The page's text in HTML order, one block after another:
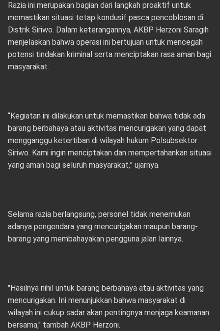
Razia ini merupakan bagian dari langkah proaktif untuk
memastikan situasi tetap kondusif pasca pencoblosan di
Distrik Siriwo. Dalam keterangannya, AKBP Herzoni Saragih
menjelaskan bahwa operasi ini bertujuan untuk mencegah
potensi tindakan kriminal serta menciptakan rasa aman bagi
masyarakat.
“Kegiatan ini dilakukan untuk memastikan bahwa tidak ada
barang berbahaya atau aktivitas mencurigakan yang dapat
mengganggu ketertiban di wilayah hukum Polsubsektor
Siriwo. Kami ingin menciptakan dan mempertahankan situasi
yang aman bagi seluruh masyarakat,” ujarnya.
Selama razia berlangsung, personel tidak menemukan
adanya pengendara yang mencurigakan maupun barang-
barang yang membahayakan pengguna jalan lainnya.
"Hasilnya nihil untuk barang berbahaya atau aktivitas yang
mencurigakan. Ini menunjukkan bahwa masyarakat di
wilayah ini cukup sadar akan pentingnya menjaga keamanan
bersama," tambah AKBP Herzoni.